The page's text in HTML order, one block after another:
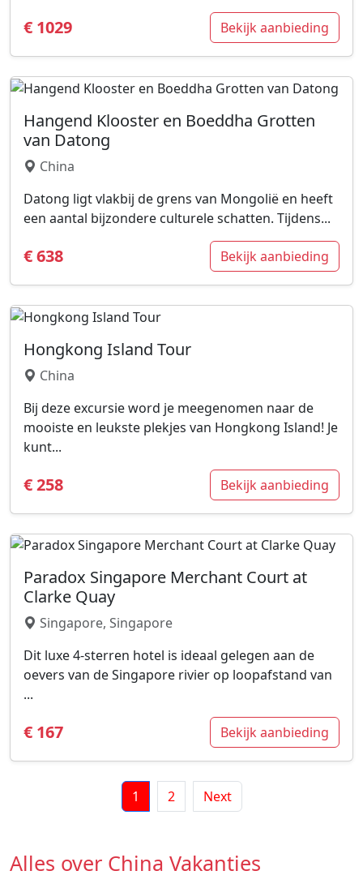
€ 1029 Bekijk aanbieding
Hangend Klooster en Boeddha Grotten
van Datong
China
Datong ligt vlakbij de grens van Mongolië en heeft
een aantal bijzondere culturele schatten. Tijdens...
€ 638 Bekijk aanbieding
Hongkong Island Tour
China
Bij deze excursie word je meegenomen naar de
mooiste en leukste plekjes van Hongkong Island! Je
kunt...
€ 258 Bekijk aanbieding
Paradox Singapore Merchant Court at
Clarke Quay
Singapore, Singapore
Dit luxe 4-sterren hotel is ideaal gelegen aan de
oevers van de Singapore rivier op loopafstand van
...
€ 167 Bekijk aanbieding
1 2 Next
Alles over China Vakanties